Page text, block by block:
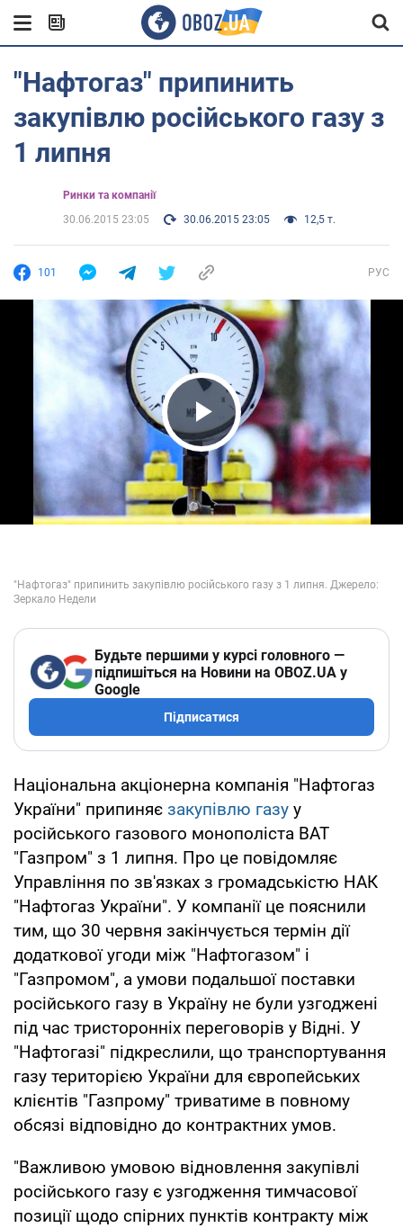
"Нафтогаз" припинить
закупівлю російського газу з
1 липня
Ринки та компанії
30.06.2015 23:05
30.06.2015 23:05 12,5 т.
101 РУС
Play Video
Будьте першими у курсі головного —
підпишіться на Новини на OBOZ.UA у
Google
Підписатися
Національна акціонерна компанія "Нафтогаз
України" припиняє закупівлю газу у
російського газового монополіста ВАТ
"Газпром" з 1 липня. Про це повідомляє
Управління по зв'язках з громадськістю НАК
"Нафтогаз України". У компанії це пояснили
тим, що 30 червня закінчується термін дії
додаткової угоди між "Нафтогазом" і
"Газпромом", а умови подальшої поставки
російського газу в Україну не були узгоджені
під час тристоронніх переговорів у Відні. У
"Нафтогазі" підкреслили, що транспортування
газу територією України для європейських
клієнтів "Газпрому" триватиме в повному
обсязі відповідно до контрактних умов.
"Важливою умовою відновлення закупівлі
російського газу є узгодження тимчасової
позиції щодо спірних пунктів контракту між